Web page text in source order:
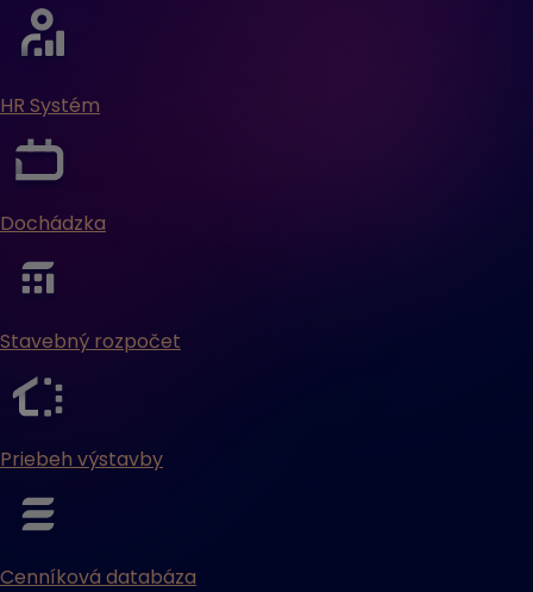
HR Systém
Dochádzka
Stavebný rozpočet
Priebeh výstavby
Cenníková databáza